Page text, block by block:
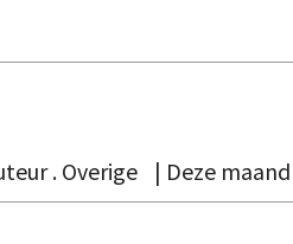
. Overige Deze maand